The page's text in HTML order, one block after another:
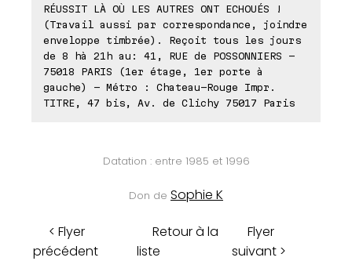
RÉUSSIT LÀ OÙ LES AUTRES ONT ECHOUÉS !
(Travail aussi par correspondance, joindre
enveloppe timbrée). Reçoit tous les jours
de 8 hà 21h au: 41, RUE de POSSONNIERS -
75018 PARIS (1er étage, 1er porte à
gauche) - Métro : Chateau-Rouge Impr.
TITRE, 47 bis, Av. de Clichy 75017 Paris
Datation : entre 1985 et 1996
Don de Sophie K
< Flyer
précédent
Retour à la
liste
Flyer
suivant >